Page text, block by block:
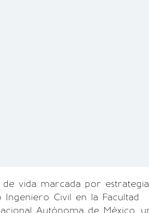
vida marcada por estrategia
Ingeniero Civil en la Facultad
Autónoma de México,